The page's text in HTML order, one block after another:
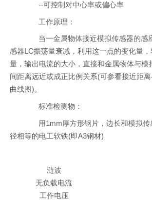
--可控制对中心率或偏心率
工作原理：
当一金属物体接近模拟传感器的感
感器LC振荡量衰减，利用这一点的变化量
量，输出电流的大小，直接和金属物体与模
间距离远近或成正比例关系(可参看接近距
曲线图)。
标准检测物：
用1mm厚方形钢片，边长和模拟传
径相等的电工软铁(即A3钢材)
涟波
无负载电流
工作电压